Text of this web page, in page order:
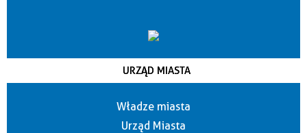
URZĄD MIASTA
Władze miasta
Urząd Miasta